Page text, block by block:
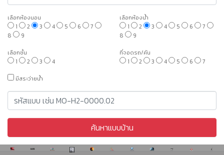
เลือกห้องนอน
1
2 3 4 5 6
7
8
9
เลือกห้องน้ำ
1
2 3 4 5 6
7
8
9
เลือกชั้น
1
2 3 4
ที่จอดรถ/คัน
1
2 3 4 5 6 7
มีสระว่ายน้ำ